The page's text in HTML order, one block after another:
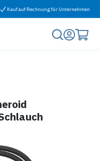
Kauf auf Rechnung für Unternehmen